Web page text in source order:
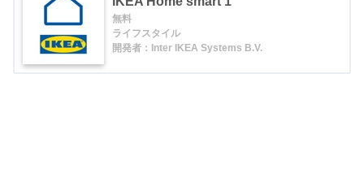
無料
ライフスタイル
開発者：Inter IKEA Systems B.V.